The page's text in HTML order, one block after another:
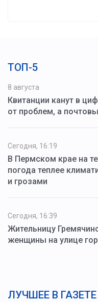
ТОП-5
8 августа
Квитанции канут в
от проблем, а
Сегодня, 16:19
В Пермском крае на
погода теплее
и грозами
Сегодня, 16:39
Жительницу
женщины на улице
ЛУЧШЕЕ В ГАЗЕТЕ